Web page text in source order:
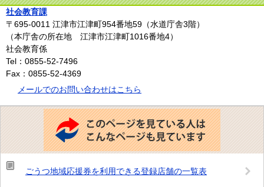
社会教育課
〒695-0011 江津市江津町954番地59（水道庁舎3階）
（本庁舎の所在地 江津市江津町1016番地4）
社会教育係
Tel：0855-52-7496
Fax：0855-52-4369
メールでのお問い合わせはこちら
見
ごうつ地域応援券を利用できる登録店舗の一覧表